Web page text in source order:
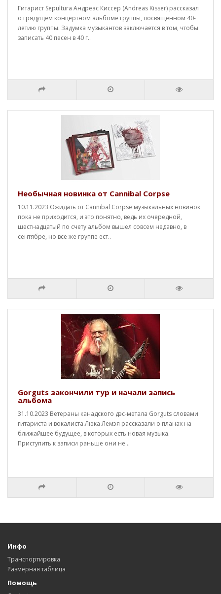
Гитарист Sepultura Андреас Киссер (Andreas Kisser) рассказал
о грядущем концертном альбоме группы, посвященном 40-
летию группы. Задумка музыкантов заключается в том, чтобы
записать 40 песен в 40 г..
Необычная новинка от Cannibal Corpse
10.11.2023 Ожидать от Cannibal Corpse музыкальных новинок
пока не приходится, и это понятно, ведь их очередной,
шестнадцатый по счету альбом вышел совсем недавно, в
сентябре, но все же группе ест..
Gorguts закончили тур и начали запись
альбома
31.10.2023 Ветераны канадского дэс-метала Gorguts словами
гитариста и вокалиста Люка Лемэя рассказали о планах на
ближайшее будущее, в которых есть новая музыка.
Приступить к записи раньше они не ..
Инфо
Транспортировка
Размерная таблица
Помощь